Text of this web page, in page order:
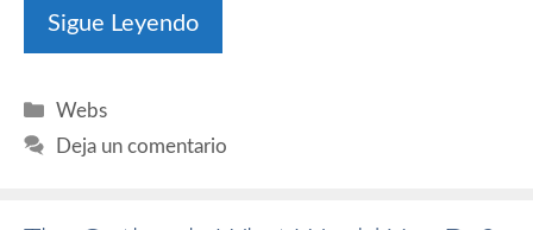
Sigue Leyendo
Categorías
Webs
Deja un comentario